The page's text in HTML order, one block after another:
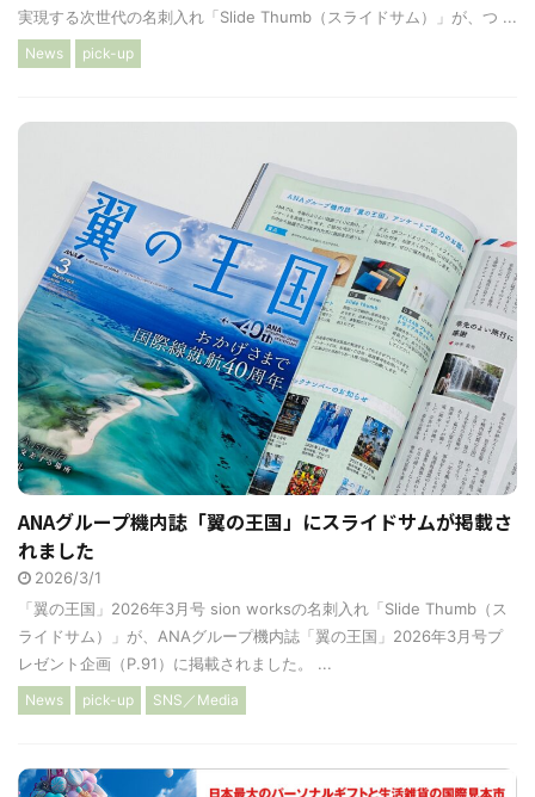
実現する次世代の名刺入れ「Slide Thumb（スライドサム）」が、つ ...
News pick-up
ANAグループ機内誌「翼の王国」にスライドサムが掲載さ
れました
2026/3/1
「翼の王国」2026年3月号 sion worksの名刺入れ「Slide Thumb（ス
ライドサム）」が、ANAグループ機内誌「翼の王国」2026年3月号プ
レゼント企画（P.91）に掲載されました。 ...
News pick-up SNS／Media